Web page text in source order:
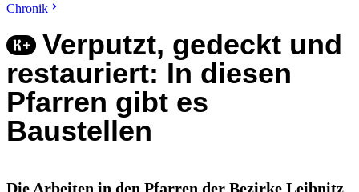
Chronik
Verputzt, gedeckt und
restauriert: In diesen
Pfarren gibt es
Baustellen
Die Arbeiten in den Pfarren der Bezirke Leibnitz